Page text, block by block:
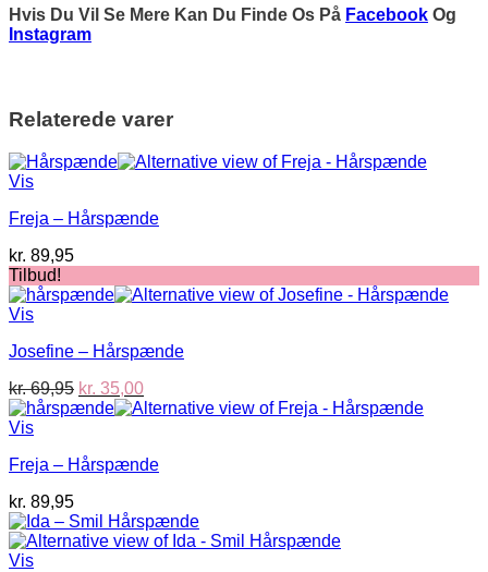
Hvis Du Vil Se Mere Kan Du Finde Os På Facebook Og
Instagram
Relaterede varer
Vis
Freja – Hårspænde
kr. 89,95
Tilbud!
Vis
Josefine – Hårspænde
kr.69,95 Den
oprindelige
kr. 69,95.
kr. 35,00Den
aktuelle
kr. 35,00.
Vis
Freja – Hårspænde
kr. 89,95
Vis